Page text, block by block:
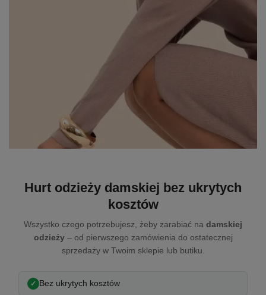
Hurt odzieży damskiej bez ukrytych
kosztów
Wszystko czego potrzebujesz, żeby zarabiać na damskiej
odzieży– od pierwszego zamówienia do ostatecznej
sprzedaży w Twoim sklepie lub butiku.
Bez ukrytych kosztów